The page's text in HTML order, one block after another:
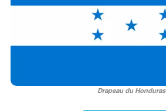
Drapeau du Honduras